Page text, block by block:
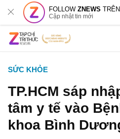
FOLLOWZNEWS
Cập nhật tin mới
SỨC KHỎE
TP.HCM sáp
tâm y tế vào
khoa Bình